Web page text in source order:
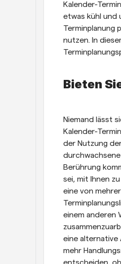
Kalender-
etwas kühl und
Terminplanung
nutzen. In
Bieten
Niemand lässt
Kalender-
der Nutzung
Berührung
sei, mit Ihnen
eine von
einem anderen
eine alternative
mehr